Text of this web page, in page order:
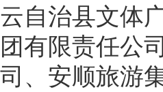
云自治县文体
团有限责任公
司、安顺旅游